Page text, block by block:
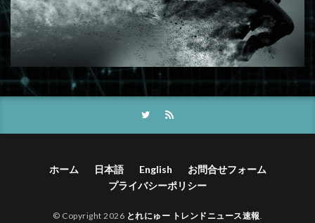
ホーム 日本語 English
お問合せフォーム
プライバシーポリシー
© Copyright 2026 とれにゅー トレンドニュース速報